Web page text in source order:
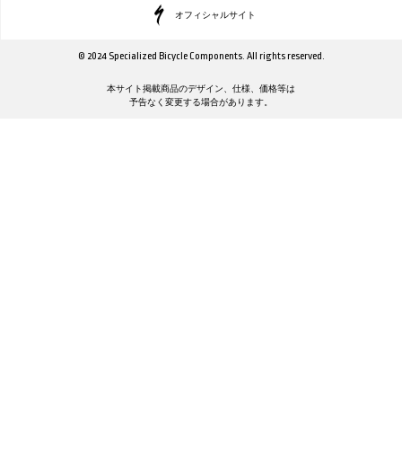
オフィシャルサイト
© 2024 Specialized Bicycle Components. All rights reserved.
本サイト掲載商品のデザイン、仕様、価格等は
予告なく変更する場合があります。